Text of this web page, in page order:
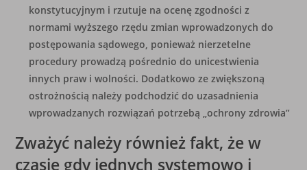
konstytucyjnym i rzutuje na ocenę zgodności z
normami wyższego rzędu zmian wprowadzonych do
postępowania sądowego, ponieważ nierzetelne
procedury prowadzą pośrednio do unicestwienia
innych praw i wolności. Dodatkowo ze zwiększoną
ostrożnością należy podchodzić do uzasadnienia
wprowadzanych rozwiązań potrzebą „ochrony zdrowia”
Zważyć należy również fakt, że w
czasie gdy jednych systemowo i